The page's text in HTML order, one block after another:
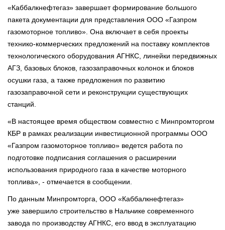
«Каббалкнефтегаз» завершает формирование большого
пакета документации для представления ООО «Газпром
газомоторное топливо». Она включает в себя проекты
технико-коммерческих предложений на поставку комплектов
технологического оборудования АГНКС, линейки передвижных
АГЗ, базовых блоков, газозаправочных колонок и блоков
осушки газа, а также предложения по развитию
газозаправочной сети и реконструкции существующих
станций.
«В настоящее время обществом совместно с Минпромторгом
КБР в рамках реализации инвестиционной программы ООО
«Газпром газомоторное топливо» ведется работа по
подготовке подписания соглашения о расширении
использования природного газа в качестве моторного
топлива», - отмечается в сообщении.
По данным Минпромторга, ООО «Каббалкнефтегаз»
уже завершило строительство в Нальчике современного
завода по производству АГНКС, его ввод в эксплуатацию